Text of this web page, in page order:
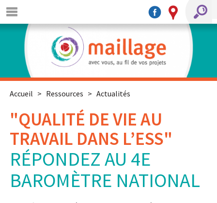
Accueil > Ressources > Actualités
"QUALITÉ DE VIE AU
TRAVAIL DANS L’ESS"
RÉPONDEZ AU 4E
BAROMÈTRE NATIONAL